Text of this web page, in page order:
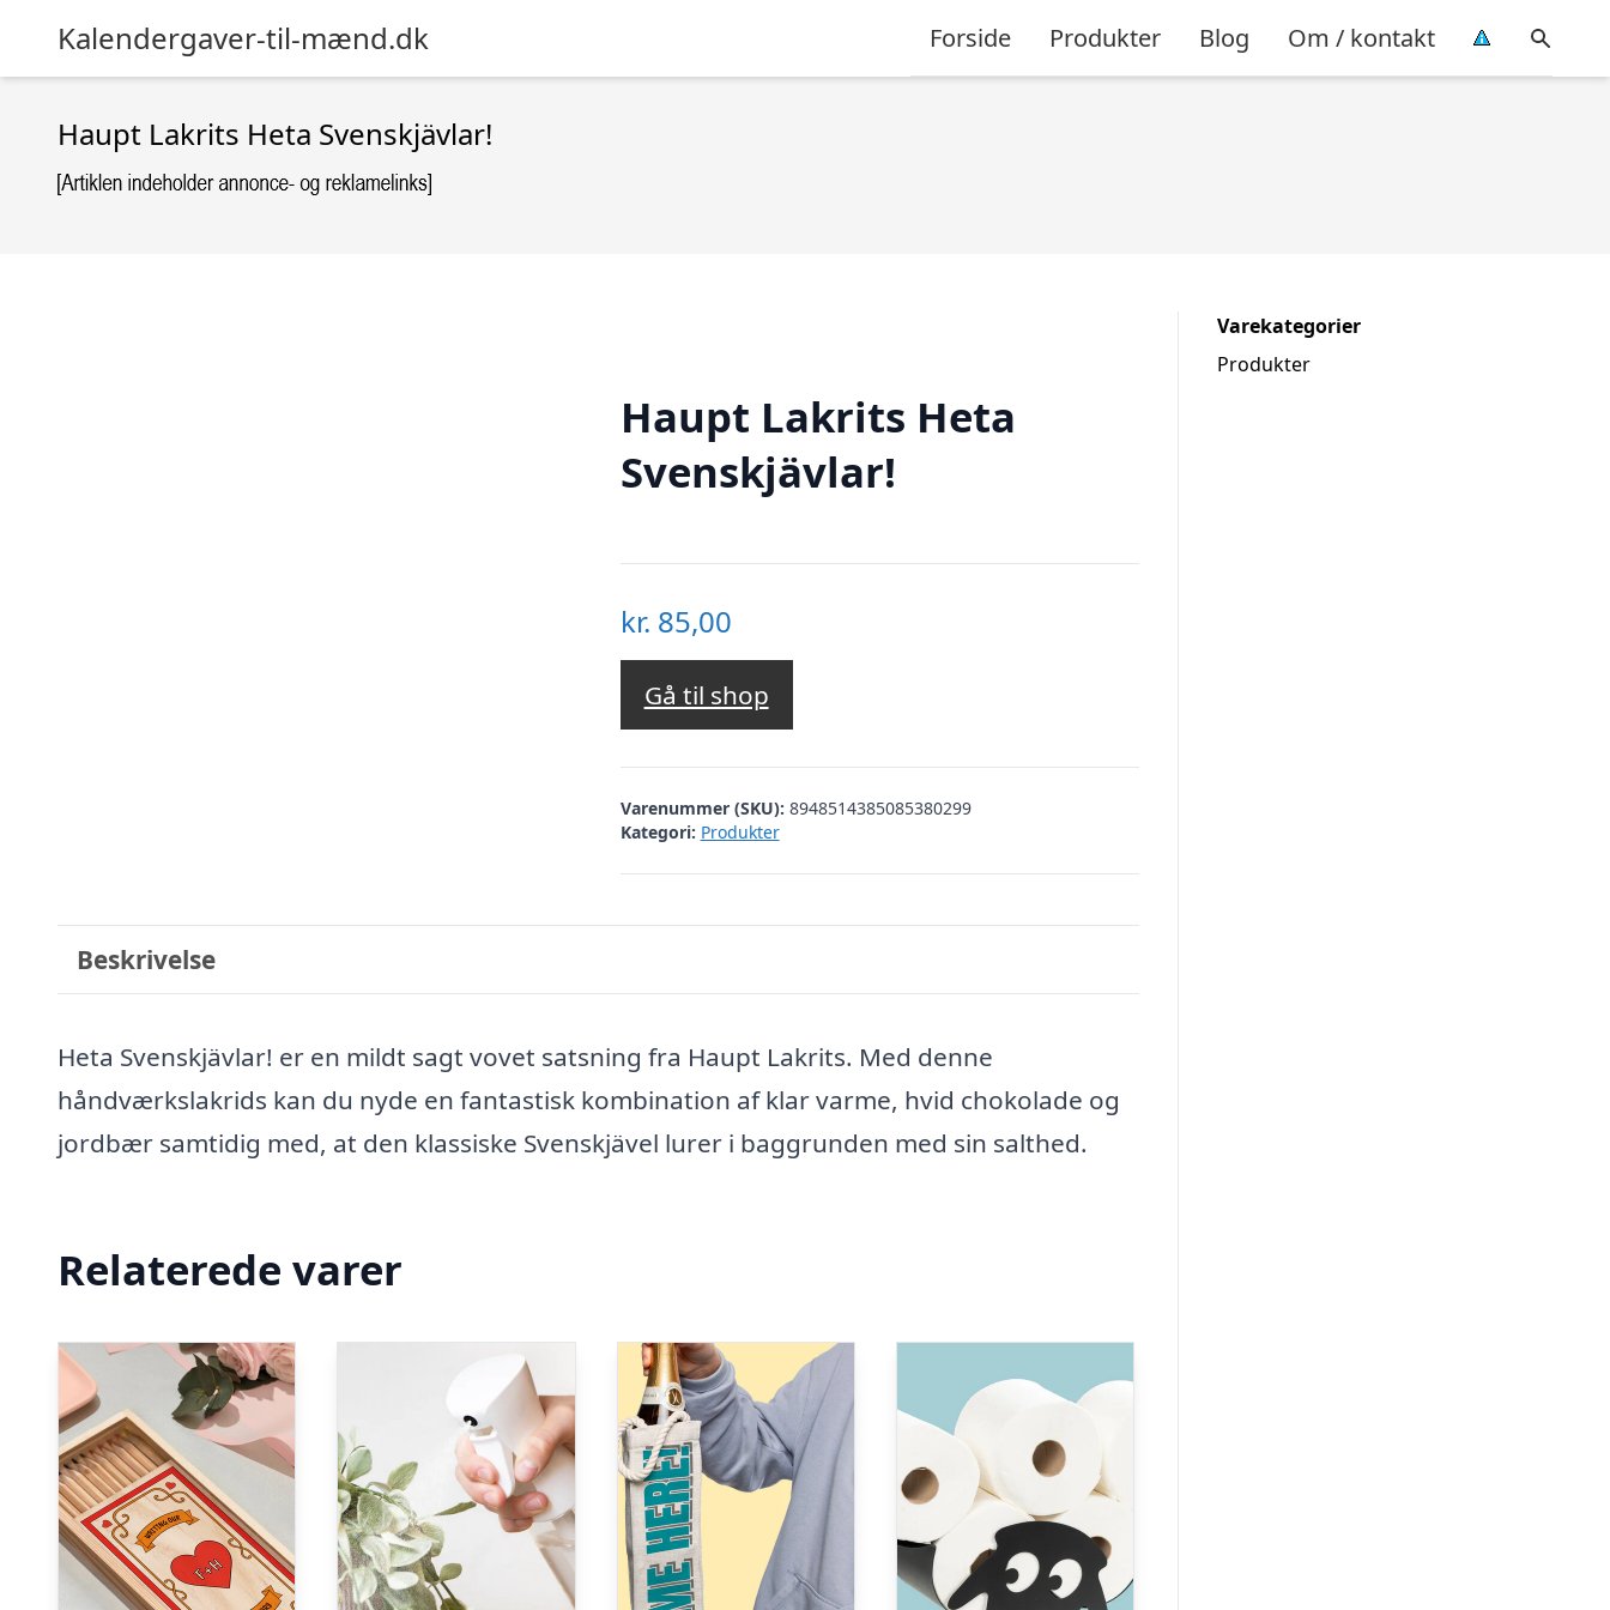
Kalendergaver-til-mænd.dk Forside Produkter Blog Om / kontakt
Haupt Lakrits Heta Svenskjävlar!
Haupt Lakrits Heta
Svenskjävlar!
kr. 85,00
Gå til shop
Varenummer (SKU): 8948514385085380299
Kategori: Produkter
Beskrivelse
Heta Svenskjävlar! er en mildt sagt vovet satsning fra Haupt Lakrits. Med denne
håndværkslakrids kan du nyde en fantastisk kombination af klar varme, hvid chokolade og
jordbær samtidig med, at den klassiske Svenskjävel lurer i baggrunden med sin salthed.
Relaterede varer
Varekategorier
Produkter